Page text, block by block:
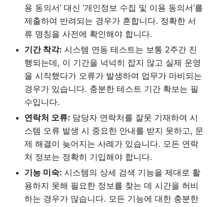
용 동의서’ 대신 ‘개인정보 수집 및 이용 동의서’를
제출하여 반려되는 경우가 흔합니다. 정확한 서
류 명칭을 사전에 확인해야 합니다.
기간 착각: 시스템 연동 테스트는 보통 2주간 진
행되는데, 이 기간을 넉넉히 잡지 않고 실제 운영
을 시작했다가 오류가 발생하여 업무가 마비되는
경우가 있습니다. 충분한 테스트 기간 확보는 필
수입니다.
연락처 오류: 담당자 연락처를 잘못 기재하여 시
스템 오류 발생 시 중요한 안내를 받지 못하고, 문
제 해결이 늦어지는 사례가 있습니다. 모든 연락
처 정보는 정확히 기입해야 합니다.
기능 미숙: 시스템의 상세 검색 기능을 제대로 활
용하지 못해 필요한 정보를 찾는 데 시간을 허비
하는 경우가 많습니다. 모든 기능에 대한 충분한